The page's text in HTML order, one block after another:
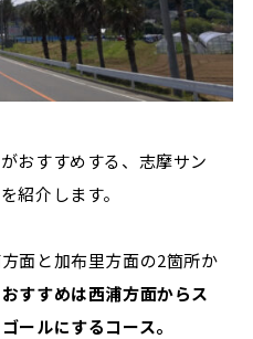
おすすめする、志摩サン
紹介します。
面と加布里方面の2箇所か
おすすめは西浦方面からス
ールにするコース。